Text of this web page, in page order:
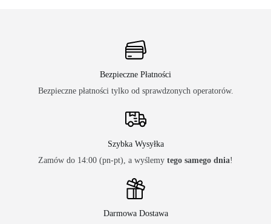
Bezpieczne Płatności
Bezpieczne płatności tylko od sprawdzonych operatorów.
Szybka Wysyłka
Zamów do 14:00 (pn-pt), a wyślemy tego samego dnia!
Darmowa Dostawa